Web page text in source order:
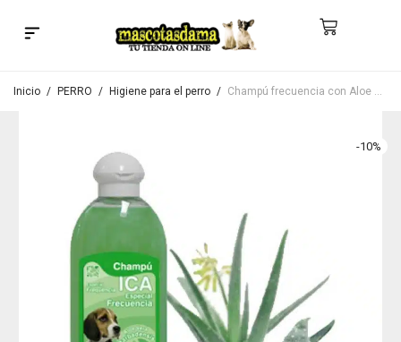
Inicio / PERRO / Higiene para el perro / Champú frecuencia con Aloe Vera para perros
-10%